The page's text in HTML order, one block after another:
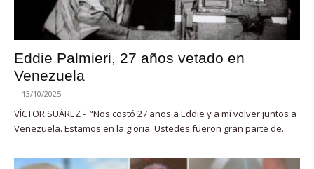
Eddie Palmieri, 27 años vetado en
Venezuela
- 13/10/2025
VÍCTOR SUÁREZ - “Nos costó 27 años a Eddie y a mí volver juntos a
Venezuela. Estamos en la gloria. Ustedes fueron gran parte de...